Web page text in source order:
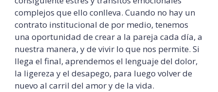
complejos que ello conlleva. Cuando no hay un
contrato institucional de por medio, tenemos
una oportunidad de crear a la pareja cada día, a
nuestra manera, y de vivir lo que nos permite. Si
llega el final, aprendemos el lenguaje del dolor,
la ligereza y el desapego, para luego volver de
nuevo al carril del amor y de la vida.